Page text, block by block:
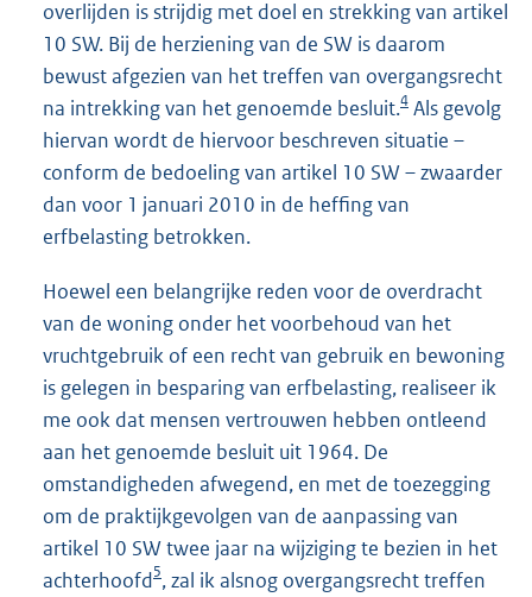
overlijden is strijdig met doel en strekking van artikel
10 SW. Bij de herziening van de SW is daarom
bewust afgezien van het treffen van overgangsrecht
na intrekking van het genoemde besluit.4 Als gevolg
hiervan wordt de hiervoor beschreven situatie –
conform de bedoeling van artikel 10 SW – zwaarder
dan voor 1 januari 2010 in de heffing van
erfbelasting betrokken.
Hoewel een belangrijke reden voor de overdracht
van de woning onder het voorbehoud van het
vruchtgebruik of een recht van gebruik en bewoning
is gelegen in besparing van erfbelasting, realiseer ik
me ook dat mensen vertrouwen hebben ontleend
aan het genoemde besluit uit 1964. De
omstandigheden afwegend, en met de toezegging
om de praktijkgevolgen van de aanpassing van
artikel 10 SW twee jaar na wijziging te bezien in het
achterhoofd5, zal ik alsnog overgangsrecht treffen